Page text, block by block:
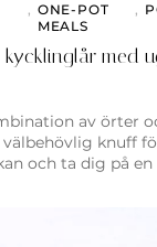
, ONE-POT
MEALS
,
med
av örter
knuff
och ta dig på en